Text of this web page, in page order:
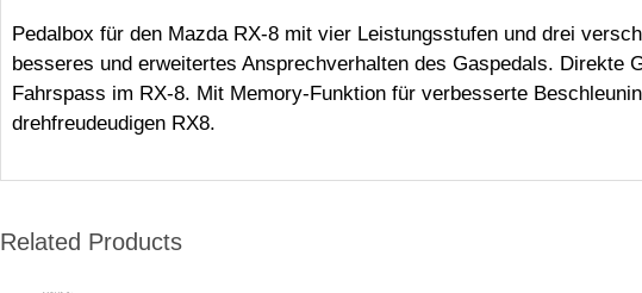
Pedalbox für den Mazda RX-8 mit vier Leistungsstufen und drei
besseres und erweitertes Ansprechverhalten des Gaspedals. Direkte
Fahrspass im RX-8. Mit Memory-Funktion für verbesserte
drehfreudeudigen RX8.
Related Products